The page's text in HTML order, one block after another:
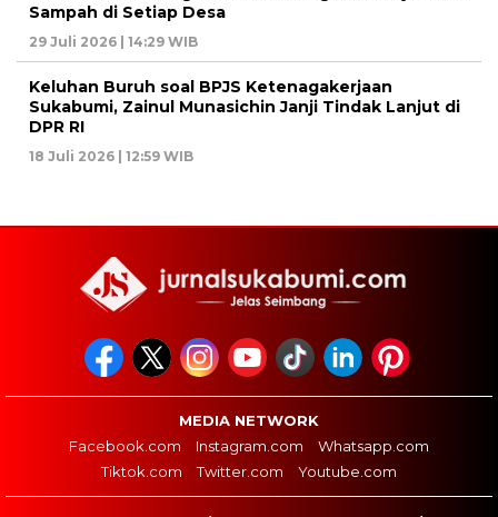
Sampah di Setiap Desa
29 Juli 2026 | 14:29 WIB
Keluhan Buruh soal BPJS Ketenagakerjaan
Sukabumi, Zainul Munasichin Janji Tindak Lanjut di
DPR RI
18 Juli 2026 | 12:59 WIB
MEDIA NETWORK
Facebook.com
Instagram.com
Whatsapp.com
Tiktok.com
Twitter.com Youtube.com